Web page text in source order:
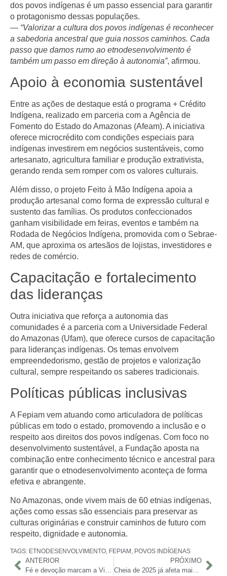
dos povos indígenas é um passo essencial para garantir
o protagonismo dessas populações.
— “Valorizar a cultura dos povos indígenas é reconhecer
a sabedoria ancestral que guia nossos caminhos. Cada
passo que damos rumo ao etnodesenvolvimento é
também um passo em direção à autonomia”, afirmou.
Apoio à economia sustentável
Entre as ações de destaque está o programa + Crédito
Indígena, realizado em parceria com a Agência de
Fomento do Estado do Amazonas (Afeam). A iniciativa
oferece microcrédito com condições especiais para
indígenas investirem em negócios sustentáveis, como
artesanato, agricultura familiar e produção extrativista,
gerando renda sem romper com os valores culturais.
Além disso, o projeto Feito à Mão Indígena apoia a
produção artesanal como forma de expressão cultural e
sustento das famílias. Os produtos confeccionados
ganham visibilidade em feiras, eventos e também na
Rodada de Negócios Indígena, promovida com o Sebrae-
AM, que aproxima os artesãos de lojistas, investidores e
redes de comércio.
Capacitação e fortalecimento
das lideranças
Outra iniciativa que reforça a autonomia das
comunidades é a parceria com a Universidade Federal
do Amazonas (Ufam), que oferece cursos de capacitação
para lideranças indígenas. Os temas envolvem
empreendedorismo, gestão de projetos e valorização
cultural , sempre respeitando os saberes tradicionais.
Políticas públicas inclusivas
A Fepiam vem atuando como articuladora de políticas
públicas em todo o estado, promovendo a inclusão e o
respeito aos direitos dos povos indígenas. Com foco no
desenvolvimento sustentável, a Fundação aposta na
combinação entre conhecimento técnico e ancestral para
garantir que o etnodesenvolvimento aconteça de forma
efetiva e abrangente.
No Amazonas, onde vivem mais de 60 etnias indígenas,
ações como essas são essenciais para preservar as
culturas originárias e construir caminhos de futuro com
respeito, dignidade e autonomia.
TAGS: ETNODESENVOLVIMENTO, FEPIAM , POVOS INDÍGENAS
ANTERIOR
Fé e devoção marcam a Via Sacra no Centro de Manaus
PRÓXIMO
Cheia de 2025 já afeta mais de 23 mil famílias no Amazonas